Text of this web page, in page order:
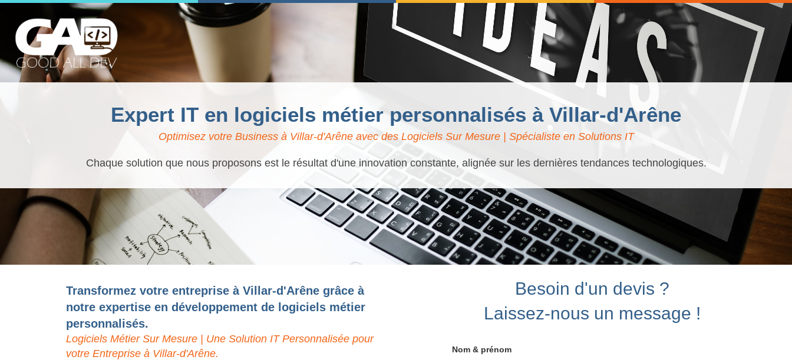
Expert IT en logiciels métier personnalisés à Villar-d'Arêne
Optimisez votre Business à Villar-d'Arêne avec des Logiciels Sur Mesure | Spécialiste en Solutions IT
Chaque solution que nous proposons est le résultat d'une innovation constante, alignée sur les dernières tendances technologiques.
Transformez votre entreprise à Villar-d'Arêne grâce à
notre expertise en développement de logiciels métier
personnalisés.
Logiciels Métier Sur Mesure | Une Solution IT Personnalisée pour
votre Entreprise à Villar-d'Arêne.
Besoin d'un devis ?
Laissez-nous un message !
Nom & prénom